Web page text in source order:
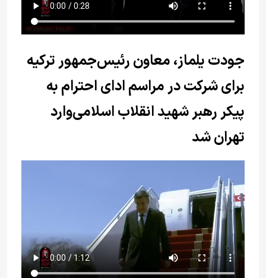
جودت یلماز، معاون رئیس‌جمهور ترکیه
برای شرکت در مراسم ادای احترام به
پیکر رهبر شهید انقلاب اسلامی‌وارد
تهران شد